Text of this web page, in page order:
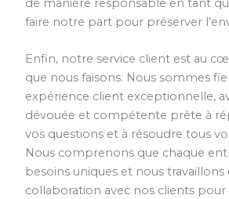
de manière responsable en tant
faire notre part pour préserver
Enfin, notre service client est au
que nous faisons. Nous sommes
expérience client exceptionnelle,
dévouée et compétente prête à
vos questions et à résoudre tous
Nous comprenons que chaque
besoins uniques et nous
collaboration avec nos clients